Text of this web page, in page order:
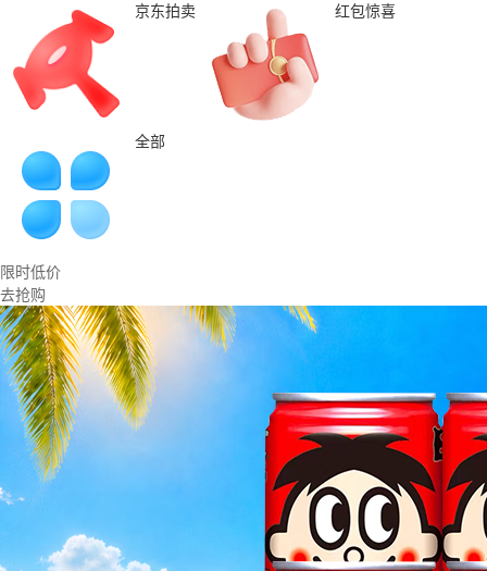
京东拍卖 红包惊喜
全部
限时低价
去抢购